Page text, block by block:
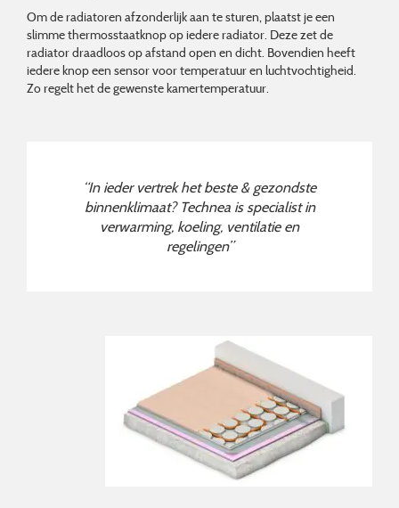
Om de radiatoren afzonderlijk aan te sturen, plaatst je een
slimme thermosstaatknop op iedere radiator. Deze zet de
radiator draadloos op afstand open en dicht. Bovendien heeft
iedere knop een sensor voor temperatuur en luchtvochtigheid.
Zo regelt het de gewenste kamertemperatuur.
“In ieder vertrek het beste & gezondste
binnenklimaat? Technea is specialist in
verwarming, koeling, ventilatie en
regelingen”